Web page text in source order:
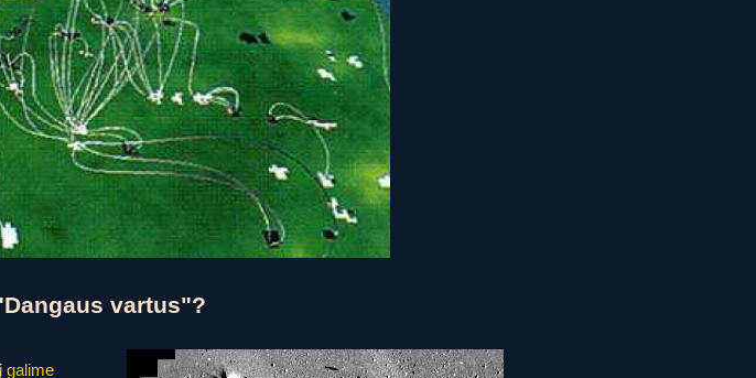
vartus"?
galime